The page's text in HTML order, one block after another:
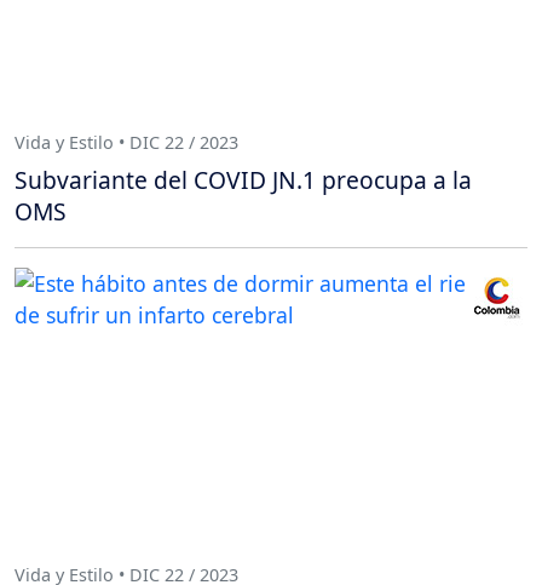
Vida y Estilo • DIC 22 / 2023
Subvariante del COVID JN.1 preocupa a la
OMS
Vida y Estilo • DIC 22 / 2023